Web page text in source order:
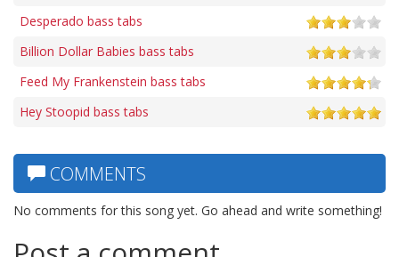
Desperado bass tabs
Billion Dollar Babies bass tabs
Feed My Frankenstein bass tabs
Hey Stoopid bass tabs
COMMENTS
No comments for this song yet. Go ahead and write something!